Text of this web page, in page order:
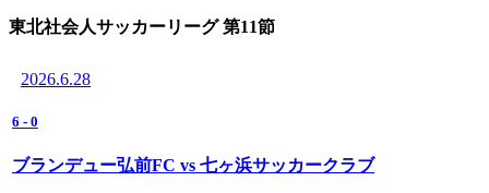
東北社会人サッカーリーグ 第11節
2026.6.28
6 - 0
ブランデュー弘前FC vs 七ヶ浜サッカークラブ